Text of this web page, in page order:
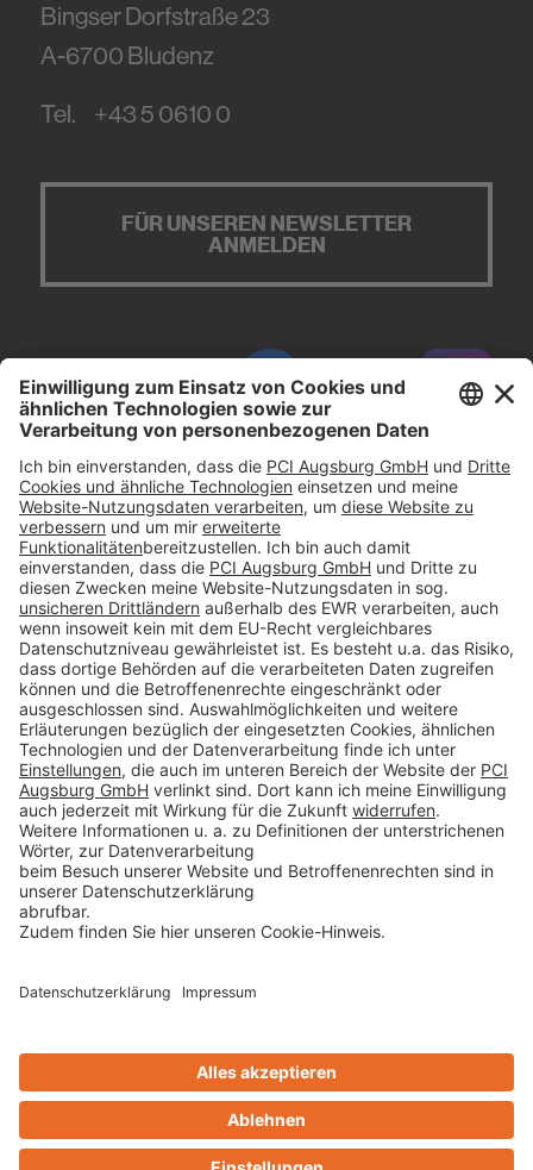
Bingser Dorfstraße 23
A-6700 Bludenz
Tel. +43 5 0610 0
FÜR UNSEREN NEWSLETTER
ANMELDEN
#PCI
Impressum
Datenschutz
AGB
Rechtliche Hinweise
Cookie-Einstellungen öffnen
Betroffenenrechte
www.bimobject.com
ausschreiben.de
Design & Code ❤zwetschke
Technikchat